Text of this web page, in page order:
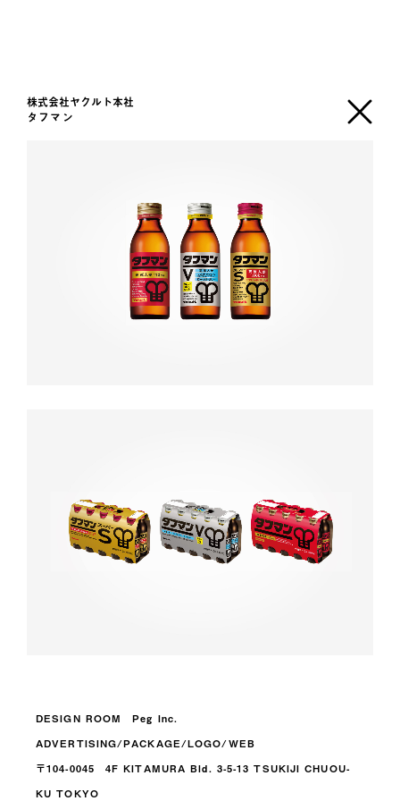
株式会社ヤクルト本社
タフマン
DESIGN ROOM Peg Inc.
ADVERTISING/PACKAGE/LOGO/WEB
〒104-0045 4F KITAMURA Bld. 3-5-13 TSUKIJI CHUOU-
KU TOKYO